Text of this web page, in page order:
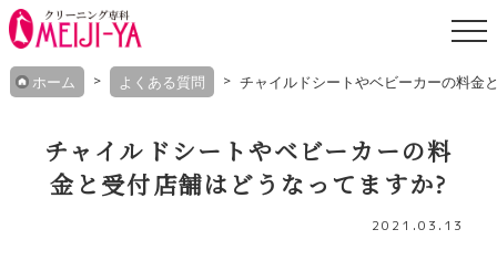
Skip
to
ホーム よくある質問 チャイルドシートやベビーカーの料金
チャイルドシートやベビーカーの料
金と受付店舗はどうなってますか?
2021.03.13